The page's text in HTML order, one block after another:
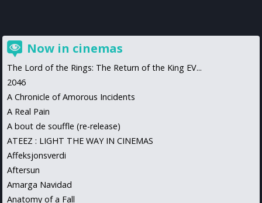
Now in cinemas
The Lord of the Rings: The Return of the King EV...
2046
A Chronicle of Amorous Incidents
A Real Pain
A bout de souffle (re-release)
ATEEZ : LIGHT THE WAY IN CINEMAS
Affeksjonsverdi
Aftersun
Amarga Navidad
Anatomy of a Fall